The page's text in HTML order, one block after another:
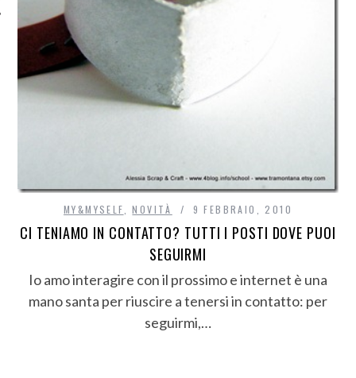
MY&MYSELF ,NOVITÀ 9 FEBBRAIO, 2010
CI TENIAMO IN CONTATTO? TUTTI I POSTI DOVE PUOI
SEGUIRMI
Io amo interagire con il prossimo e internet è una
mano santa per riuscire a tenersi in contatto: per
seguirmi,…